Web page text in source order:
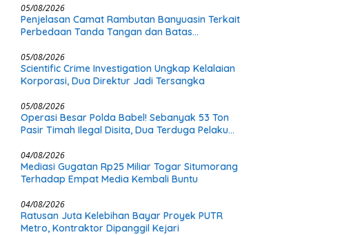
Berimbang
05/08/2026
Penjelasan Camat Rambutan Banyuasin Terkait
Perbedaan Tanda Tangan dan Batas
05/08/2026
Scientific Crime Investigation Ungkap Kelalaian
Korporasi, Dua Direktur Jadi Tersangka
05/08/2026
Operasi Besar Polda Babel! Sebanyak 53 Ton
Pasir Timah Ilegal Disita, Dua Terduga Pelaku
04/08/2026
Mediasi Gugatan Rp25 Miliar Togar Situmorang
Terhadap Empat Media Kembali Buntu
04/08/2026
Ratusan Juta Kelebihan Bayar Proyek PUTR
Metro, Kontraktor Dipanggil Kejari